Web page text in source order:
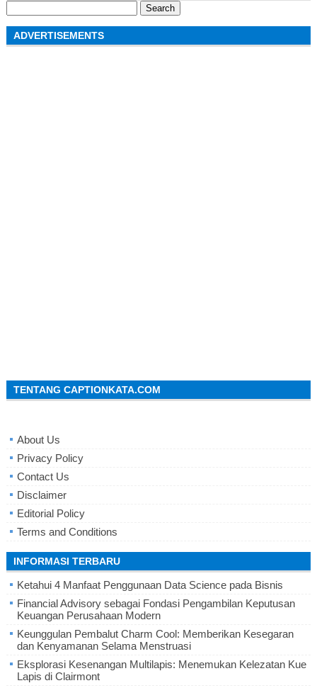
for:
ADVERTISEMENTS
TENTANG CAPTIONKATA.COM
About Us
Privacy Policy
Contact Us
Disclaimer
Editorial Policy
Terms and Conditions
INFORMASI TERBARU
Ketahui 4 Manfaat Penggunaan Data Science pada Bisnis
Financial Advisory sebagai Fondasi Pengambilan Keputusan
Keuangan Perusahaan Modern
Keunggulan Pembalut Charm Cool: Memberikan Kesegaran
dan Kenyamanan Selama Menstruasi
Eksplorasi Kesenangan Multilapis: Menemukan Kelezatan Kue
Lapis di Clairmont